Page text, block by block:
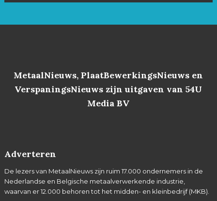
MetaalNieuws, PlaatBewerkingsNieuws en
VerspaningsNieuws zijn uitgaven van 54U
Media BV
Adverteren
De lezers van MetaalNieuws zijn ruim 17.000 ondernemers in de
Nederlandse en Belgische metaalverwerkende industrie,
waarvan er 12.000 behoren tot het midden- en kleinbedrijf (MKB).